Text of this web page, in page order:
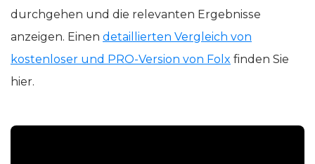
durchgehen und die relevanten Ergebnisse
anzeigen. Einen detaillierten Vergleich von
kostenloser und PRO-Version von Folx finden Sie
hier.